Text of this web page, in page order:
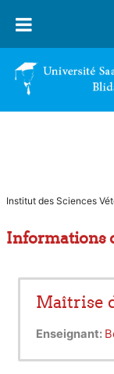
Institut des Sciences
Informations
Maîtrise
Enseignant: